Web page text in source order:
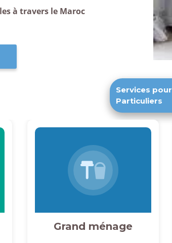
à travers le Maroc
Services pour
Particuliers
Grand ménage